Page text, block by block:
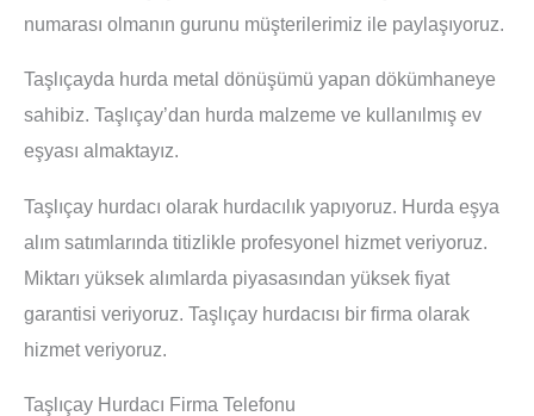
numarası olmanın gurunu müşterilerimiz ile paylaşıyoruz.
Taşlıçayda hurda metal dönüşümü yapan dökümhaneye
sahibiz. Taşlıçay’dan hurda malzeme ve kullanılmış ev
eşyası almaktayız.
Taşlıçay hurdacı olarak hurdacılık yapıyoruz. Hurda eşya
alım satımlarında titizlikle profesyonel hizmet veriyoruz.
Miktarı yüksek alımlarda piyasasından yüksek fiyat
garantisi veriyoruz. Taşlıçay hurdacısı bir firma olarak
hizmet veriyoruz.
Taşlıçay Hurdacı Firma Telefonu